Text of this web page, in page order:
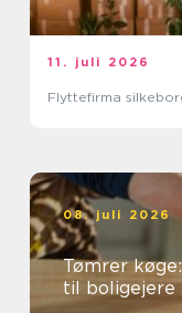
11. juli 2026
Flyttefirma
08. juli 2026
Tømrer
til boligejere